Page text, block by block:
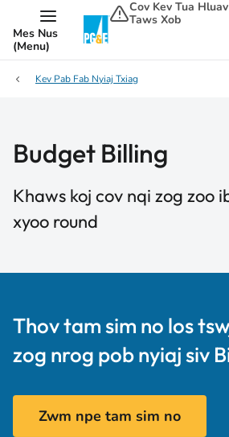
Mes Nus
(Menu)
Cov Kev Tua Hluav
Taws Xob
Kev Pab Fab Nyiaj Txiag
Budget Billing
Khaws koj cov nqi zog zoo
xyoo round
Thov tam sim no los
zog nrog pob nyiaj siv
Zwm npe tam sim no